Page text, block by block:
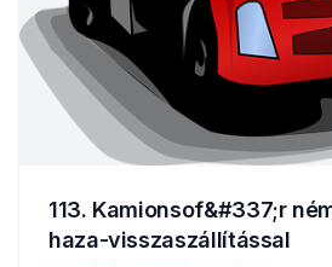
113. Kamionsof&#337;r
haza-visszaszállítással